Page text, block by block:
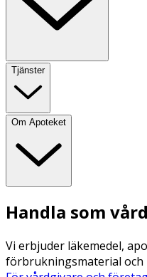
Tjänster
Om Apoteket
Handla som
Vi erbjuder läkemedel,
förbrukningsmaterial och